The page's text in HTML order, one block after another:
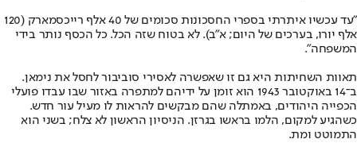
"עד עכשיו איתרתי בספרי החסכונות סכומים של 40 אלף רייכסמארק (120
אלף יורו, בערכים של היום; א"ב). לא בטוח שזה הכל. כל הכסף נותר בידי
המשפחה".
תאוות השחיתות היא גם זו שאפשרה לאסירי סוביבור לחסל את נימאן.
ב־14 באוקטובר 1943 הוא זומן על ידיהם למתפרה באזור שבו עבדו פועלי
הכפייה היהודים, באמתלה שהם מבקשים להראות לו מעיל עור חדש.
כשהגיע למקום, הלמו בראשו בגרזן. הניסיון הראשון לא צלח; בשני הוא
התמוטט ומת.